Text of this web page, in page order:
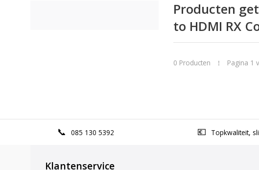
Producten
to HDMI RX
0 Producten Pagina 1
085 130 5392 Topkwaliteit,
Klantenservice